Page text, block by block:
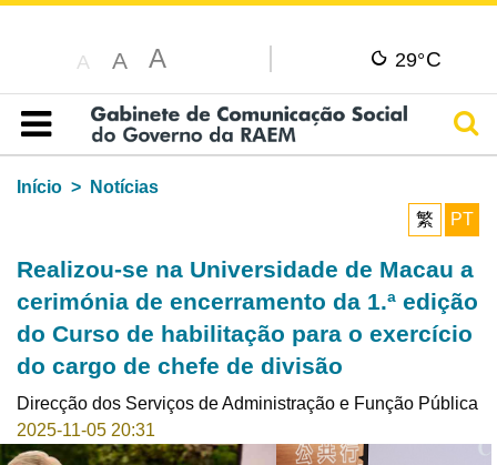
A A A 29°C
Índice
Início
Notícias
繁
PT
Realizou-se na Universidade de Macau a
cerimónia de encerramento da 1.ª edição
do Curso de habilitação para o exercício
do cargo de chefe de divisão
Direcção dos Serviços de Administração e Função Pública
2025-11-05 20:31